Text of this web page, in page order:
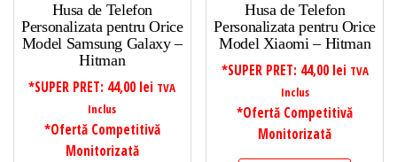
Husa de Telefon
Personalizata pentru Orice
Model Samsung Galaxy –
Hitman
*SUPER PRET: 44,00 lei TVA
Inclus
*Ofertă Competitivă
Monitorizată
Husa de Telefon
Personalizata pentru Orice
Model Xiaomi – Hitman
*SUPER PRET: 44,00 lei TVA
Inclus
*Ofertă Competitivă
Monitorizată